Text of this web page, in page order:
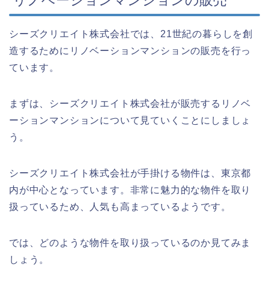
シーズクリエイト株式会社では、21世紀の暮らしを創
造するためにリノベーションマンションの販売を行っ
ています。
まずは、シーズクリエイト株式会社が販売するリノベ
ーションマンションについて見ていくことにしましょ
う。
シーズクリエイト株式会社が手掛ける物件は、東京都
内が中心となっています。非常に魅力的な物件を取り
扱っているため、人気も高まっているようです。
では、どのような物件を取り扱っているのか見てみま
しょう。